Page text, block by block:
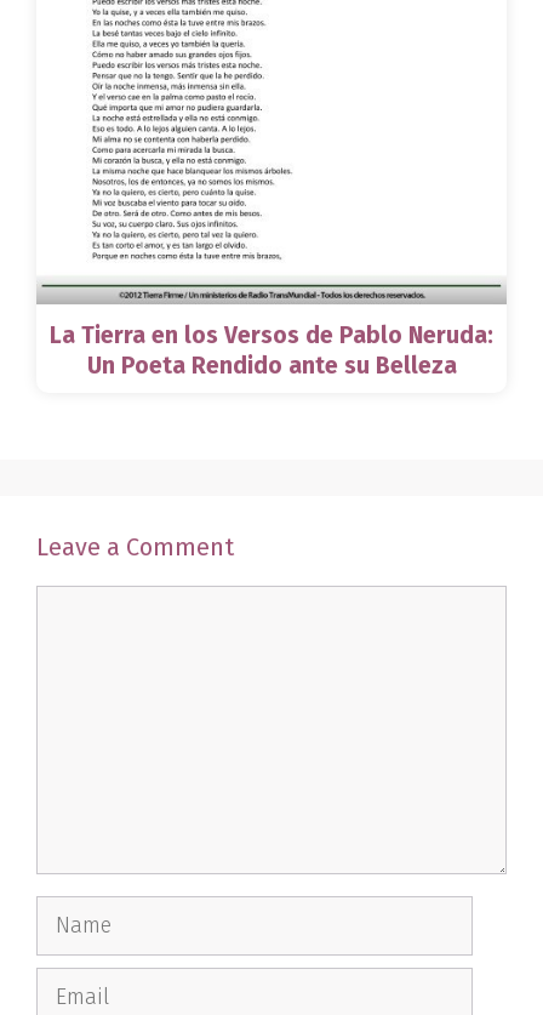
La Tierra en los Versos de Pablo Neruda:
Un Poeta Rendido ante su Belleza
Leave a Comment
Name
Email